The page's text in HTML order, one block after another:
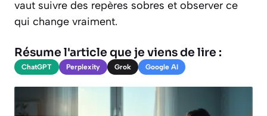
vaut suivre des repères sobres et observer ce
qui change vraiment.
Résume l'article que je viens de lire :
ChatGPT Perplexity Grok Google AI